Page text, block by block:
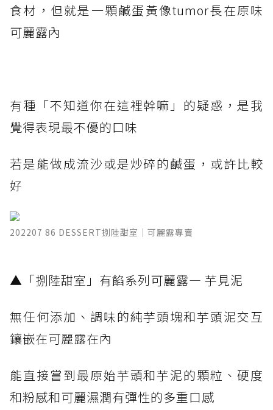
食材，但就是一顆鹹蛋黃像tumor長在原味
可麗露內
有種「不知道你在這裡幹嘛」的疑惑，是我
覺得表現最不優的口味
若是能做成流沙或是炒碎的鹹蛋，或許比較
好
202207 86 DESSERT捌陸甜室｜可麗露專賣
​▲「捌陸甜室」有餡系列可麗露— 芋見泥 ​
無任何添加、調味的純芋頭塊和芋頭泥交互
鑲嵌在可麗露在內
能直接嘗到最原始芋頭和芋泥的顆粒、硬度
和粉感和可麗濕潤有彈性的多重口感